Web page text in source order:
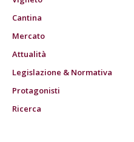
Cantina
Mercato
Attualità
Legislazione & Normativa
Protagonisti
Ricerca